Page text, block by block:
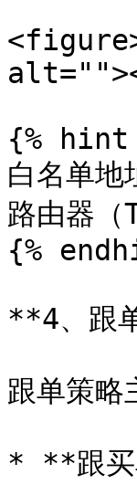
{% hint
白名单
路由器（
{%
**4、跟
跟单策略
* **跟买